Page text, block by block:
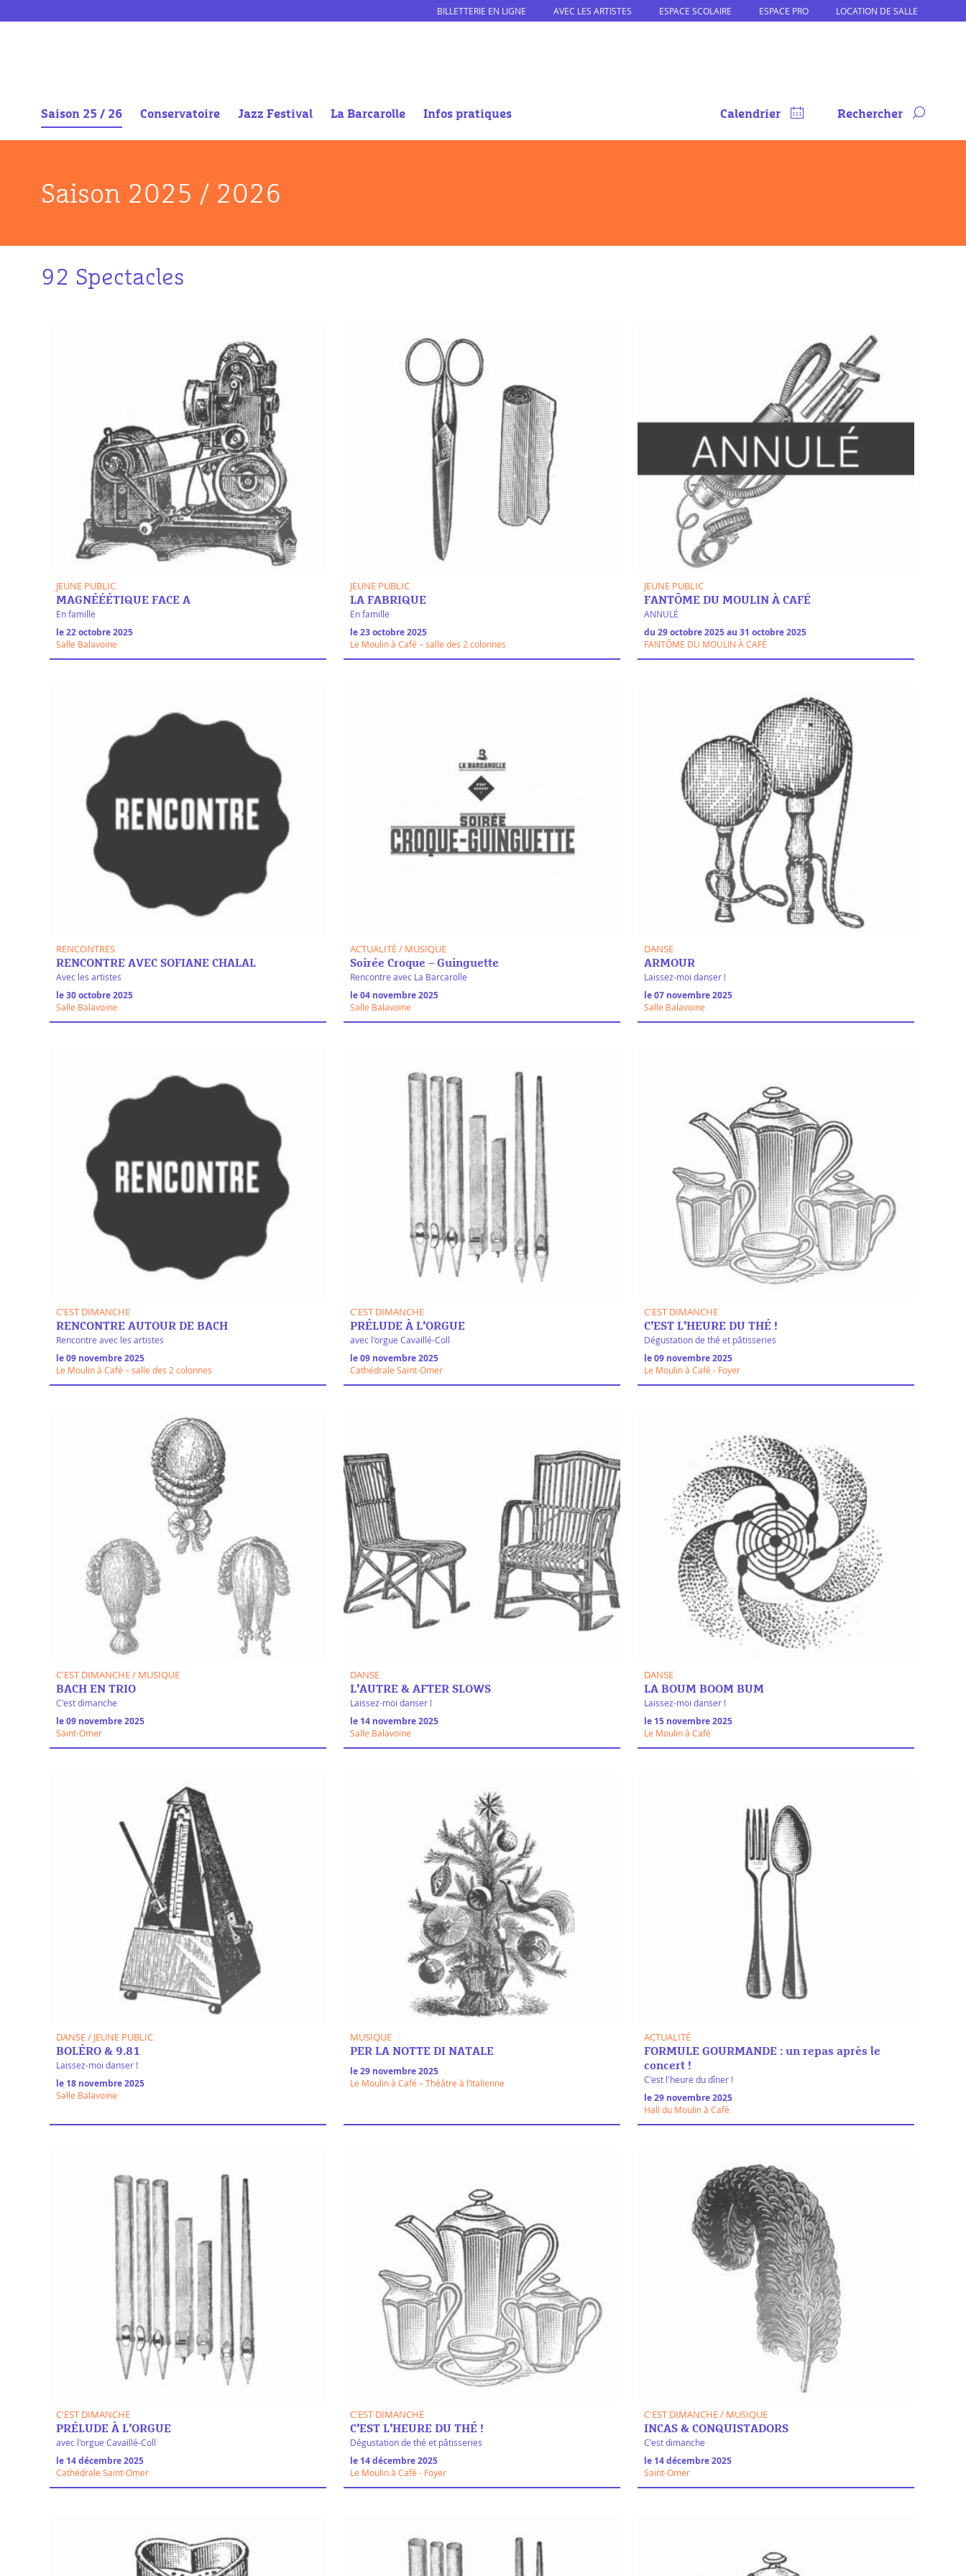
BILLETTERIE EN LIGNE AVEC LES ARTISTES ESPACE SCOLAIRE ESPACE PRO LOCATION DE SALLE
Saison 25 / 26 Conservatoire Jazz Festival La Barcarolle Infos pratiques Calendrier Rechercher
Saison 2025 / 2026
92 Spectacles
JEUNE PUBLIC
MAGNÉÉÉTIQUE FACE A
En famille
le 22 octobre 2025
Salle Balavoine
JEUNE PUBLIC
LA FABRIQUE
En famille
le 23 octobre 2025
Le Moulin à Café – salle des 2 colonnes
JEUNE PUBLIC
FANTÔME DU MOULIN À CAFÉ
ANNULÉ
du 29 octobre 2025 au 31 octobre 2025
FANTÔME DU MOULIN À CAFÉ
RENCONTRES
RENCONTRE AVEC SOFIANE CHALAL
Avec les artistes
le 30 octobre 2025
Salle Balavoine
ACTUALITÉ / MUSIQUE
Soirée Croque – Guinguette
Rencontre avec La Barcarolle
le 04 novembre 2025
Salle Balavoine
DANSE
ARMOUR
Laissez-moi danser !
le 07 novembre 2025
Salle Balavoine
C'EST DIMANCHE
RENCONTRE AUTOUR DE BACH
Rencontre avec les artistes
le 09 novembre 2025
Le Moulin à Café – salle des 2 colonnes
C'EST DIMANCHE
PRÉLUDE À L’ORGUE
avec l'orgue Cavaillé-Coll
le 09 novembre 2025
Cathédrale Saint-Omer
C'EST DIMANCHE
C’EST L’HEURE DU THÉ !
Dégustation de thé et pâtisseries
le 09 novembre 2025
Le Moulin à Café - Foyer
C'EST DIMANCHE / MUSIQUE
BACH EN TRIO
C'est dimanche
le 09 novembre 2025
Saint-Omer
DANSE
L’AUTRE & AFTER SLOWS
Laissez-moi danser !
le 14 novembre 2025
Salle Balavoine
DANSE
LA BOUM BOOM BUM
Laissez-moi danser !
le 15 novembre 2025
Le Moulin à Café
DANSE / JEUNE PUBLIC
BOLÉRO & 9.81
Laissez-moi danser !
le 18 novembre 2025
Salle Balavoine
MUSIQUE
PER LA NOTTE DI NATALE
le 29 novembre 2025
Le Moulin à Café – Théâtre à l’Italienne
ACTUALITÉ
FORMULE GOURMANDE : un repas après le
concert !
C'est l'heure du dîner !
le 29 novembre 2025
Hall du Moulin à Café
C'EST DIMANCHE
PRÉLUDE À L’ORGUE
avec l'orgue Cavaillé-Coll
le 14 décembre 2025
Cathédrale Saint-Omer
C'EST DIMANCHE
C’EST L’HEURE DU THÉ !
Dégustation de thé et pâtisseries
le 14 décembre 2025
Le Moulin à Café - Foyer
C'EST DIMANCHE / MUSIQUE
INCAS & CONQUISTADORS
C'est dimanche
le 14 décembre 2025
Saint-Omer